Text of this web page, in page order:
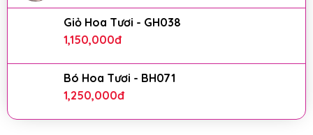
Giỏ Hoa Tươi - GH038
1,150,000đ
Bó Hoa Tươi - BH071
1,250,000đ